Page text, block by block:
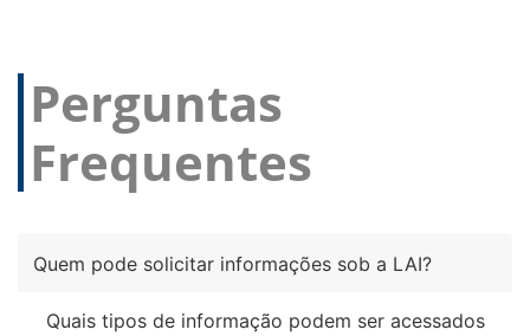
Perguntas
Frequentes
Quem pode solicitar informações sob a LAI?
Quais tipos de informação podem ser acessados